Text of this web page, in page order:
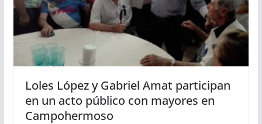
Loles López y Gabriel Amat participan
en un acto público con mayores en
Campohermoso